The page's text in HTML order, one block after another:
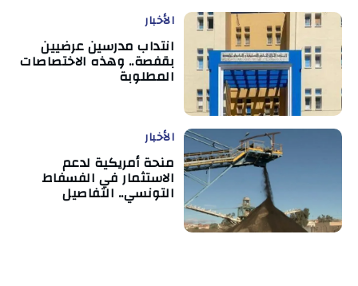
الأخبار
انتداب مدرسين عرضيين
بقفصة.. وهذه الاختصاصات
المطلوبة
الأخبار
منحة أمريكية لدعم
الاستثمار في الفسفاط
التونسي.. التفاصيل